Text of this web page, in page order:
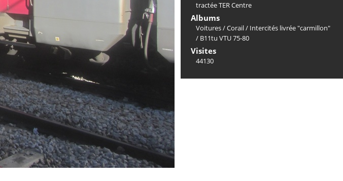
tractée TER Centre
Albums
Voitures/Corail/ Intercités livrée "carmillon"
/ B11tu VTU 75-80
Visites
44130